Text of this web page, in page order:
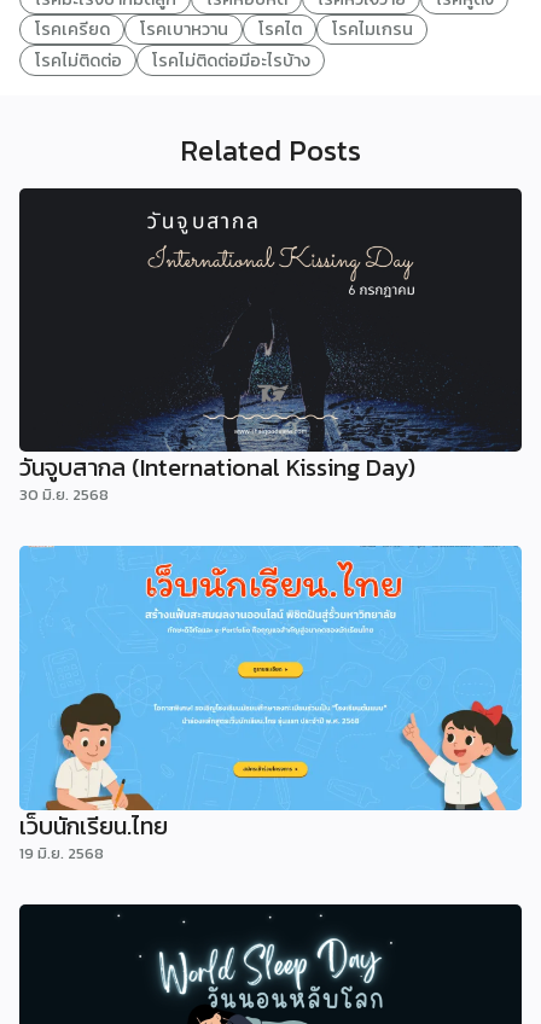
โรคเครียด
โรคเบาหวาน โรคไต
โรคไมเกรน
โรคไม่ติดต่อ
โรคไม่ติดต่อมีอะไรบ้าง
Related Posts
วันจูบสากล (International Kissing Day)
30 มิ.ย. 2568
เว็บนักเรียน.ไทย
19 มิ.ย. 2568